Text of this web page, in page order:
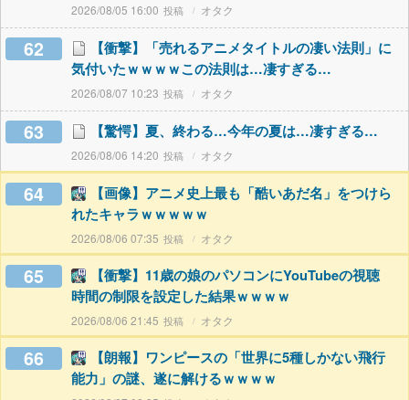
2026/08/05 16:00 オタク
62
【衝撃】「売れるアニメタイトルの凄い法則」に
気付いたｗｗｗｗこの法則は…凄すぎる…
2026/08/07 10:23 オタク
63 【驚愕】夏、終わる…今年の夏は…凄すぎる…
2026/08/06 14:20 オタク
64
【画像】アニメ史上最も「酷いあだ名」をつけら
れたキャラｗｗｗｗｗ
2026/08/06 07:35 オタク
65
【衝撃】11歳の娘のパソコンにYouTubeの視聴
時間の制限を設定した結果ｗｗｗｗ
2026/08/06 21:45 オタク
66
【朗報】ワンピースの「世界に5種しかない飛行
能力」の謎、遂に解けるｗｗｗｗ